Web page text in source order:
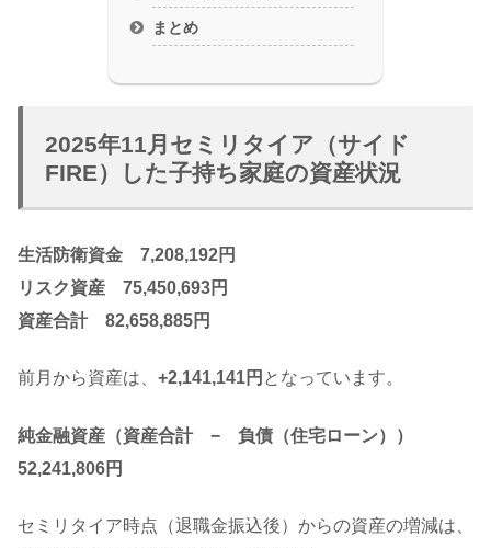
まとめ
2025年11月セミリタイア（サイド
FIRE）した子持ち家庭の資産状況
生活防衛資金 7,208,192円
リスク資産 75,450,693円
資産合計 82,658,885円
前月から資産は、 +2,141,141円 となっています。
純金融資産（資産合計 − 負債（住宅ローン））
52,241,806円
セミリタイア時点（退職金振込後）からの資産の増減は、